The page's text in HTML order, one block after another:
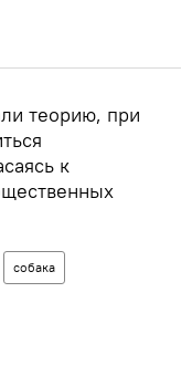
теорию, при
к
собака